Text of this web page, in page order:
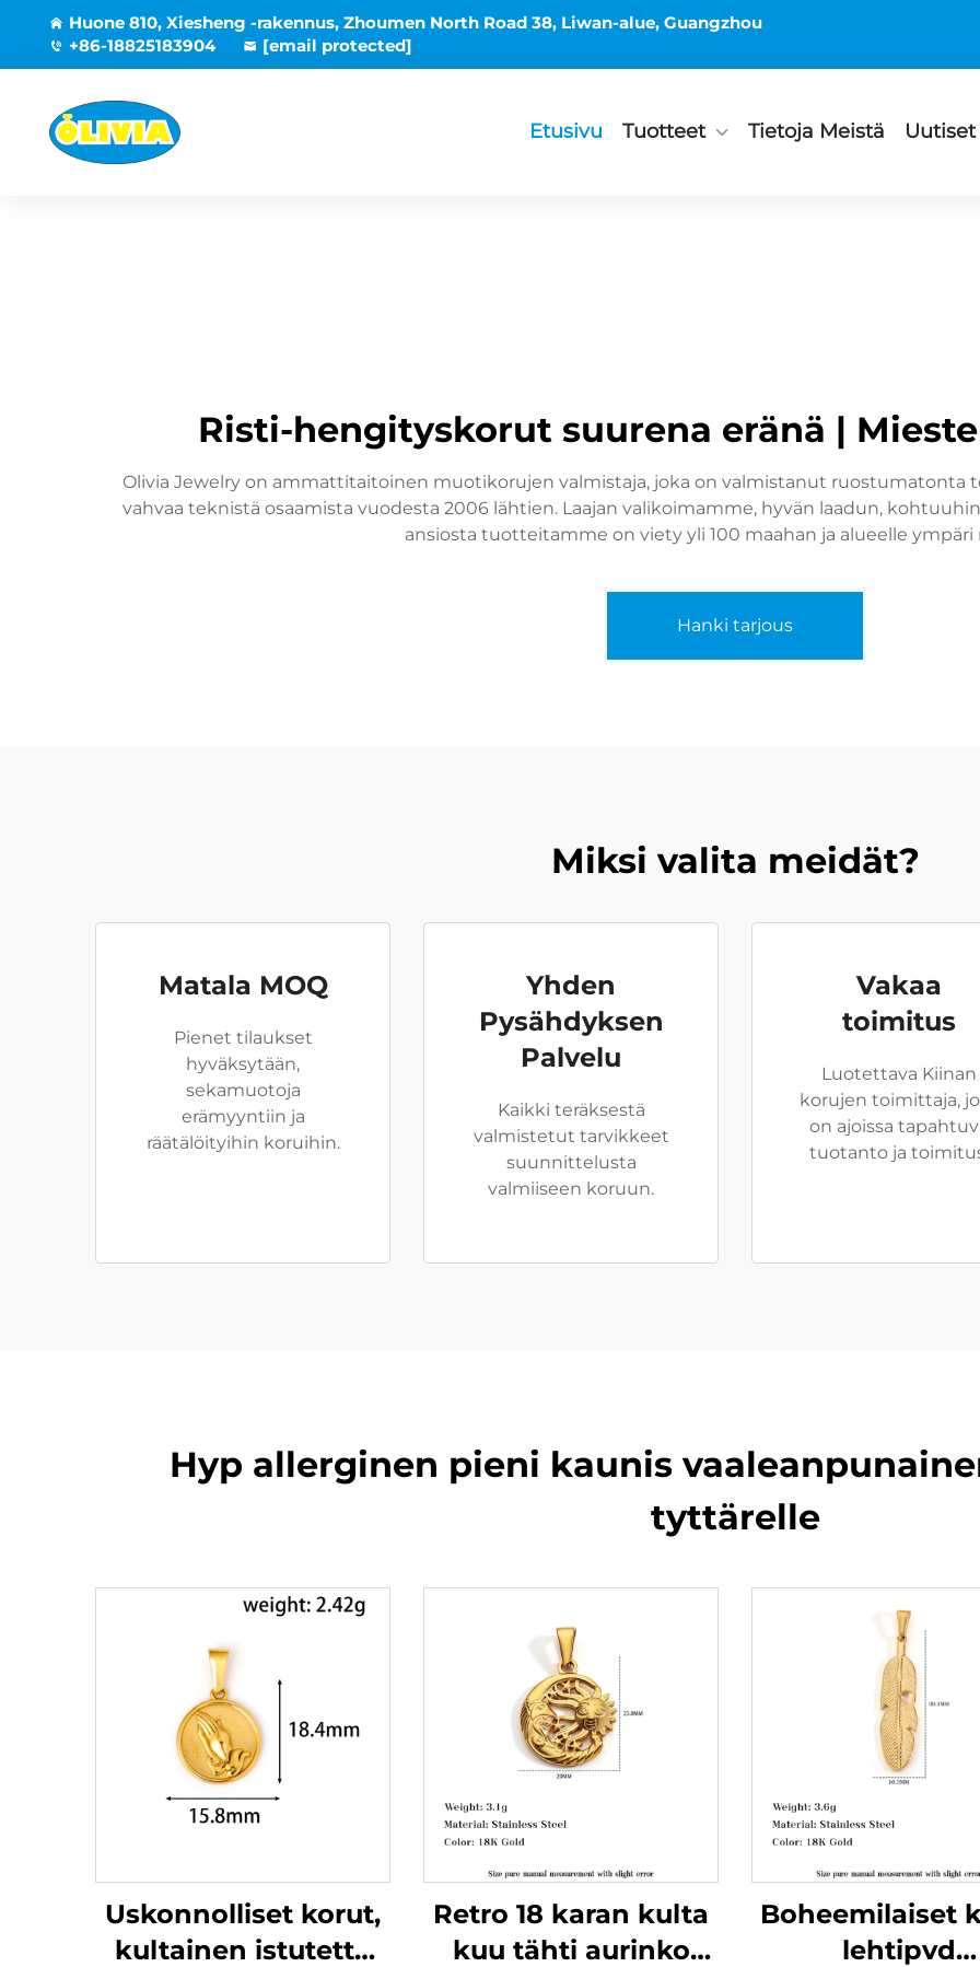
Huone 810, Xiesheng -rakennus, Zhoumen North Road 38, Liwan-alue, Guangzhou
+86-18825183904
[email protected]
Etusivu Tuotteet Tietoja Meistä Uutiset
Risti-hengityskorut suurena eränä |
Olivia Jewelry on ammattitaitoinen muotikorujen valmistaja, joka on valmistanut ruostumatonta
vahvaa teknistä osaamista vuodesta 2006 lähtien. Laajan valikoimamme, hyvän laadun,
ansiosta tuotteitamme on viety yli 100 maahan ja alueelle ympäri
Hanki tarjous
Miksi valita meidät?
Matala MOQ
Pienet tilaukset
hyväksytään,
sekamuotoja
erämyyntiin ja
räätälöityihin koruihin.
Yhden
Pysähdyksen
Palvelu
Kaikki teräksestä
valmistetut tarvikkeet
suunnittelusta
valmiiseen koruun.
Vakaa
toimitus
Luotettava Kiinan
korujen toimittaja,
on ajoissa
tuotanto ja
Hyp allerginen pieni kaunis
tyttärelle
Uskonnolliset korut,
kultainen istutettu
Retro 18 karan kulta
kuu tähti aurinko
Boheemilaiset
lehtipvd